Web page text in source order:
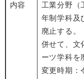
内容
工業分野（
年制学科及
廃止する。
併せて、文
ーツ学科を
変更時期：